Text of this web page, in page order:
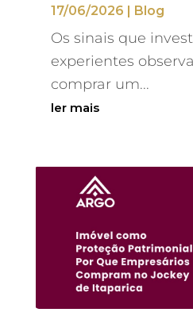
17/06/2026 | Blog
Os sinais que
experientes
comprar um...
ler mais